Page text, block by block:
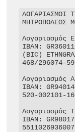
ΛΟΓΑΡΙΑΣΜΟΙ
ΜΗΤΡΟΠΟΛΕΩΣ
Λογαριασμός
IBAN:
(BIC)
468/296074-59
IBAN:
520-002101-
Λογαριασμός
IBAN:
5511026936007